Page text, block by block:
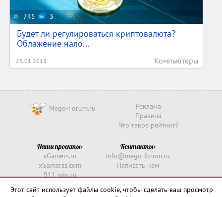
745 3
Будет ли регулироваться криптовалюта?
Облажение нало...
23.01.2018 Компьютеры
Mego-Forum.ru
Реклама
Правила
Что такое рейтинг?
Наши проекты:
xGamers.ru
xGamerss.com
911-win.ru
Контакты:
info@mego-forum.ru
Написать нам
Этот сайт использует файлы cookie, чтобы сделать ваш просмотр